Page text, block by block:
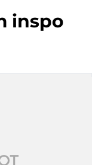
inspo